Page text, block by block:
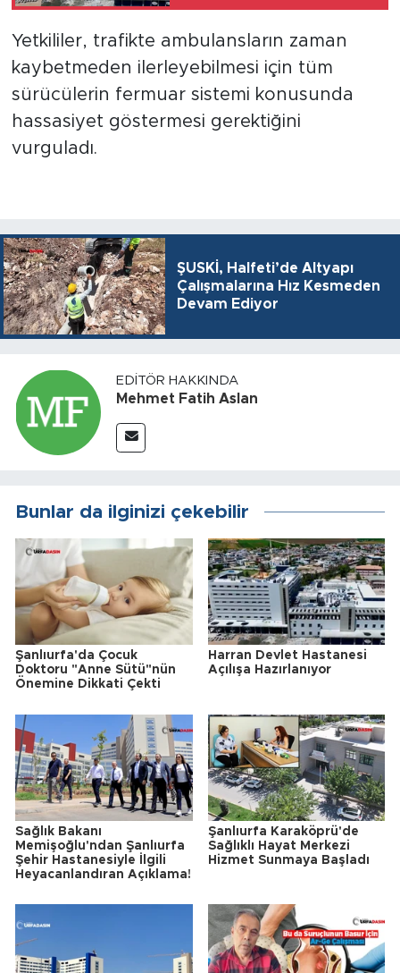
Yetkililer, trafikte ambulansların zaman
kaybetmeden ilerleyebilmesi için tüm
sürücülerin fermuar sistemi konusunda
hassasiyet göstermesi gerektiğini
vurguladı.
ŞUSKİ, Halfeti’de Altyapı
Çalışmalarına Hız Kesmeden
Devam Ediyor
EDITÖR HAKKINDA
Mehmet Fatih Aslan
Bunlar da ilginizi çekebilir
Şanlıurfa'da Çocuk
Doktoru "Anne Sütü"nün
Önemine Dikkati Çekti
Harran Devlet Hastanesi
Açılışa Hazırlanıyor
Sağlık Bakanı
Memişoğlu'ndan Şanlıurfa
Şehir Hastanesiyle İlgili
Heyacanlandıran Açıklama!
Şanlıurfa Karaköprü'de
Sağlıklı Hayat Merkezi
Hizmet Sunmaya Başladı